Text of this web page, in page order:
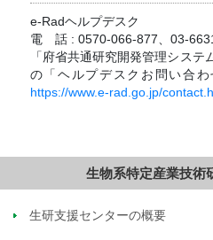
e-Radヘルプデスク
電 話 : 0570-066-877、03-
「府省共通研究開発管理シス
の「ヘルプデスクお問い合
https://www.e-rad.go.jp/
生物系特定産業技術
生研支援センターの概要